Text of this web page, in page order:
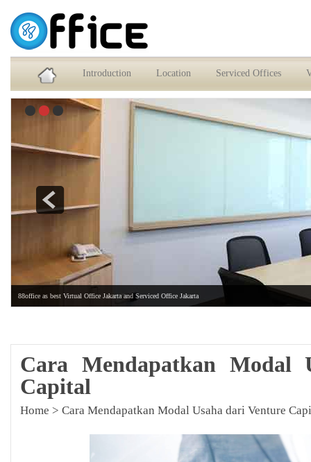
Service Office dan Virtual Office Jakarta Selatan
Introduction Location Serviced Offices
88office as best Virtual Office Jakarta and Serviced Office Jakarta
Cara Mendapatkan Modal
Capital
Home > Cara Mendapatkan Modal Usaha dari Venture